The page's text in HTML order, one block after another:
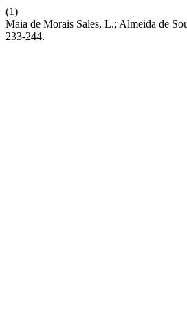
(1)
Maia de Morais Sales, L.; Almeida de
233-244.